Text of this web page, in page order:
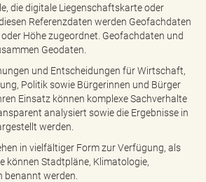
die digitale Liegenschaftskarte oder
Referenzdaten werden Geofachdaten
Höhe zugeordnet. Geofachdaten und
Geodaten.
und Entscheidungen für Wirtschaft,
Politik sowie Bürgerinnen und Bürger
Einsatz können komplexe Sachverhalte
analysiert sowie die Ergebnisse in
werden.
in vielfältiger Form zur Verfügung, als
können Stadtpläne, Klimatologie,
werden.